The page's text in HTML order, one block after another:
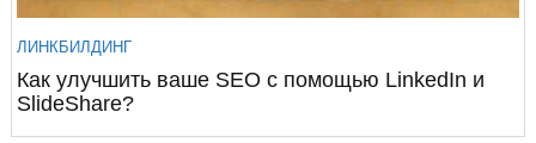
ЛИНКБИЛДИНГ
Как улучшить ваше SEO с помощью LinkedIn и
SlideShare?